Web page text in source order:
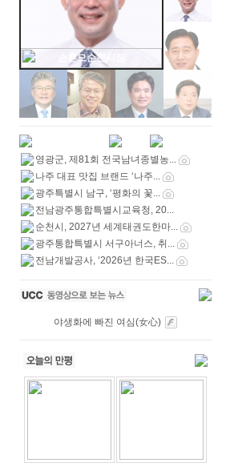
손혼모순천시장
영광군, 제81회 전국남녀종별농...
나주 대표 맛집 브랜드 ‘나주...
광주특별시 남구, ‘평화의 꽃...
전남광주통합특별시교육청, 20...
순천시, 2027년 세계태권도한마...
광주통합특별시 서구아너스, 취...
전남개발공사, ‘2026년 한국ES...
야생화에 빠진 여심(女心)